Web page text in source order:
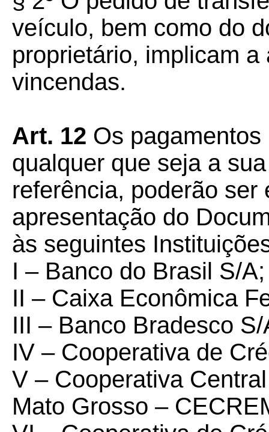
veículo, bem como do
proprietário, implicam
vincendas.
Art. 12 Os
qualquer que seja a
referência, poderão
apresentação do
às seguintes
I – Banco do Brasil S/A;
II – Caixa Econômica
III – Banco Bradesco S/
IV – Cooperativa de
V – Cooperativa
Mato Grosso –